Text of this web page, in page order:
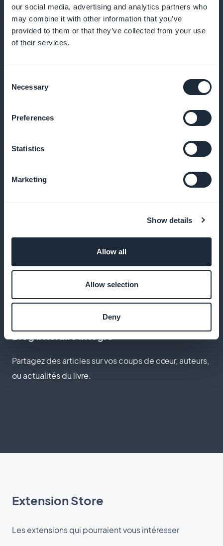
our social media, advertising and analytics partners who
may combine it with other information that you’ve
provided to them or that they’ve collected from your use
of their services.
Selection
Necessary
Preferences
Statistics
Marketing
Show details
Allow all
Allow selection
Deny
Prévenez vos lecteurs d’une nouvelle parution ou
d’une promotion en cours.
de lecture ou la saison.
Diffusez votre contenu avec une identité graphique
Relance panier automatique
Rappelez aux lecteurs d’acheter les livres oubliés
Partagez des articles sur vos coups de cœur, auteurs,
ou actualités du livre.
Extension Store
Les extensions qui pourraient vous intéresser